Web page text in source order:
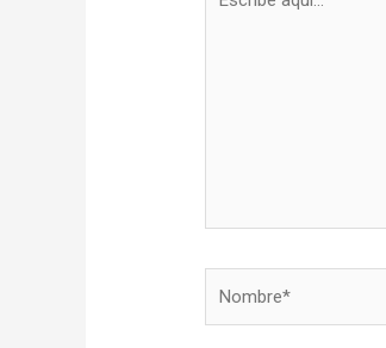
aquí...